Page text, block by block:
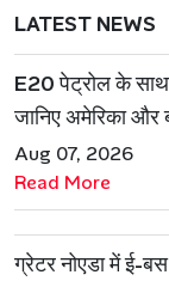
LATEST NEWS
E20 पेट्रोल के साथ
जानिए अमेरिका
है एथेनॉल मॉडल
Aug 07, 2026
Read More
ग्रेटर नोएडा में ई-